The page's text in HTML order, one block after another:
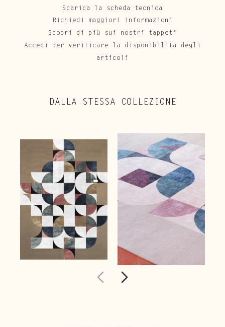
Scarica la scheda tecnica
Richiedi maggiori informazioni
Scopri di più sui nostri tappeti
Accedi per verificare la disponibilità degli
articoli
DALLA STESSA COLLEZIONE